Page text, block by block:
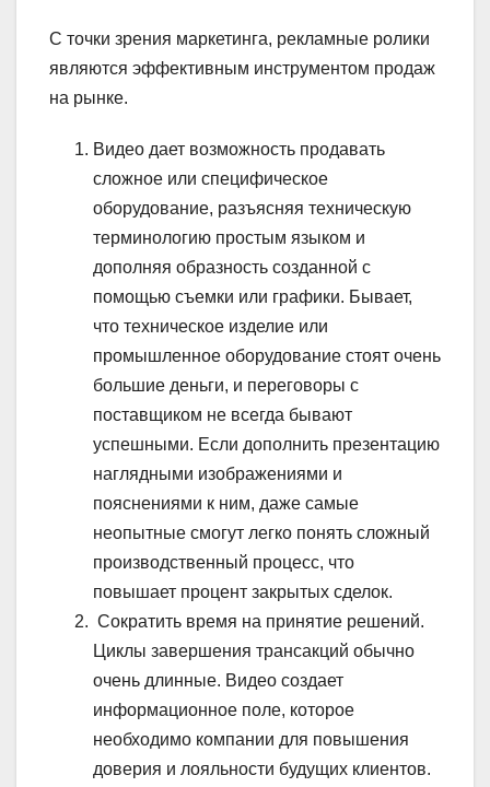
С точки зрения маркетинга, рекламные ролики
являются эффективным инструментом продаж
на рынке.
Видео дает возможность продавать
сложное или специфическое
оборудование, разъясняя техническую
терминологию простым языком и
дополняя образность созданной с
помощью съемки или графики. Бывает,
что техническое изделие или
промышленное оборудование стоят очень
большие деньги, и переговоры с
поставщиком не всегда бывают
успешными. Если дополнить презентацию
наглядными изображениями и
пояснениями к ним, даже самые
неопытные смогут легко понять сложный
производственный процесс, что
повышает процент закрытых сделок.
Сократить время на принятие решений.
Циклы завершения трансакций обычно
очень длинные. Видео создает
информационное поле, которое
необходимо компании для повышения
доверия и лояльности будущих клиентов.